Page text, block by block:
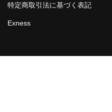
特定商取引法に基づく表記
Exness